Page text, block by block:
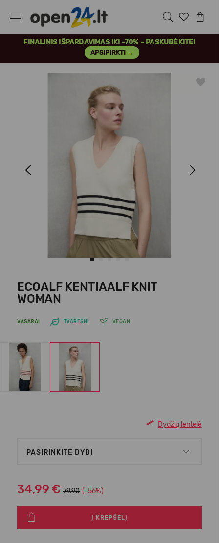
FINALINIS IŠPARDAVIMAS IKI -70% – PASKUBĖKITE!
APSIPIRKTI →
Next
ECOALF KENTIAALF KNIT
WOMAN
VASARAI TVARESNI VEGAN
Dydžių lentelė
PASIRINKITE DYDĮ
34,99 € 79.90 (-56%)
Į KREPŠELĮ